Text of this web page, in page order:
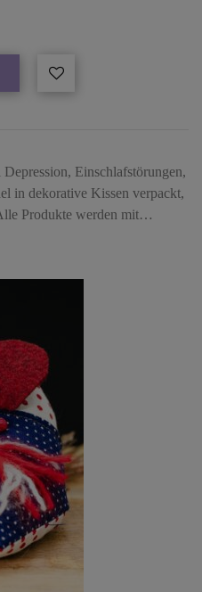
Einschlafstörungen,
in dekorative Kissen verpackt,
Produkte werden mit…